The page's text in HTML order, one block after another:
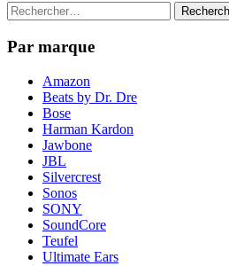
Rechercher :
Par marque
Amazon
Beats by Dr. Dre
Bose
Harman Kardon
Jawbone
JBL
Silvercrest
Sonos
SONY
SoundCore
Teufel
Ultimate Ears